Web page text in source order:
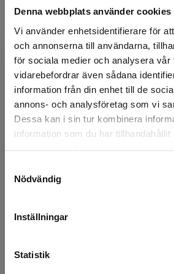
Denna webbplats använder cookies
Vi använder enhetsidentifierare för
och annonserna till användarna,
för sociala medier och analysera vår
vidarebefordrar även sådana
information från din enhet till de
annons- och analysföretag som vi
Dessa kan i sin tur kombinera
information som du har tillhandahållit
Nödvändig
Inställningar
Statistik
Begränsad
Det verkar som att du besöker
studentlitteratur.se via en enhet
Vi erbjuder inte leveranser
att kunna slutföra ett köp måste
Exkl. moms: 329 kr
Anmäl dig här
Namn
E-postadress
Organisation